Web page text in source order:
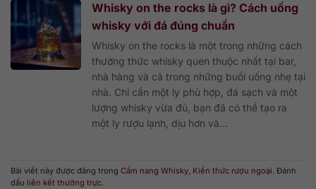
Whisky on the rocks là gì? Cách uống
whisky với đá đúng chuẩn
Whisky on the rocks là một trong những cách
thưởng thức whisky quen thuộc nhất tại bar,
nhà hàng và cả trong những buổi uống nhẹ tại
nhà. Chỉ cần một ly phù hợp, đá sạch và một
lượng whisky vừa đủ, bạn đã có thể tạo ra
một ly rượu lạnh, dịu hơn và...
Bài viết này được đăng trong Cẩm nang Whisky, Kiến thức rượu ngoại. Đánh
dấu liên kết thường trực.